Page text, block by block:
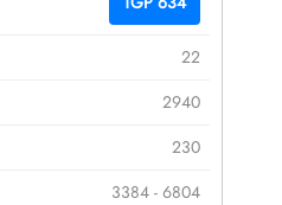
22
2940
230
3384 - 6804